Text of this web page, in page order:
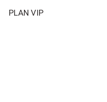
PLAN VIP